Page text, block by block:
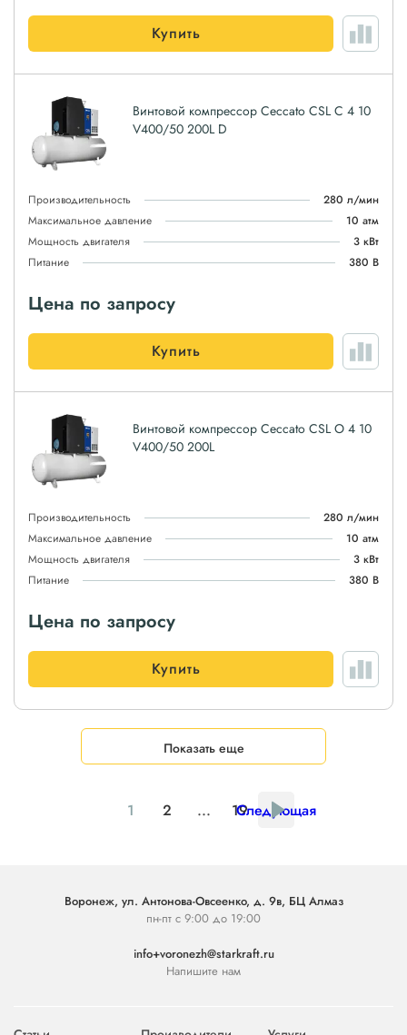
Купить
Винтовой компрессор Ceccato CSL C 4 10
V400/50 200L D
Производительность
280 л/мин
Максимальное давление
10 атм
Мощность двигателя
3 кВт
Питание
380 В
Цена по запросу
Купить
Винтовой компрессор Ceccato CSL O 4 10
V400/50 200L
Производительность
280 л/мин
Максимальное давление
10 атм
Мощность двигателя
3 кВт
Питание
380 В
Цена по запросу
Купить
Показать еще
1 2 ... 19
Следующая
Воронеж, ул. Антонова-Овсеенко, д. 9в, БЦ Алмаз
пн-пт с 9:00 до 19:00
info+voronezh@starkraft.ru
Напишите нам